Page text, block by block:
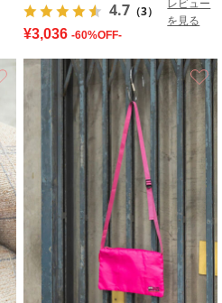
4.7 （3）
レビュー
を見る
¥3,036 -60%OFF-
お気に入り